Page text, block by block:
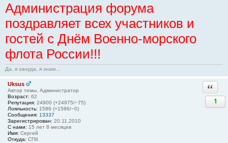
Администрация форума
поздравляет всех участников и
гостей с Днём Военно-морского
флота России!!!
Да, я зануда, я знаю...
Uksus
Автор темы, Администратор
Возраст: 62
Репутация: 24900 (+24975/−75)
Лояльность: 1586 (+1586/−0)
Сообщения: 13337
Зарегистрирован: 20.11.2010
С нами: 15 лет 8 месяцев
Имя: Сергей
Откуда: СПб
1